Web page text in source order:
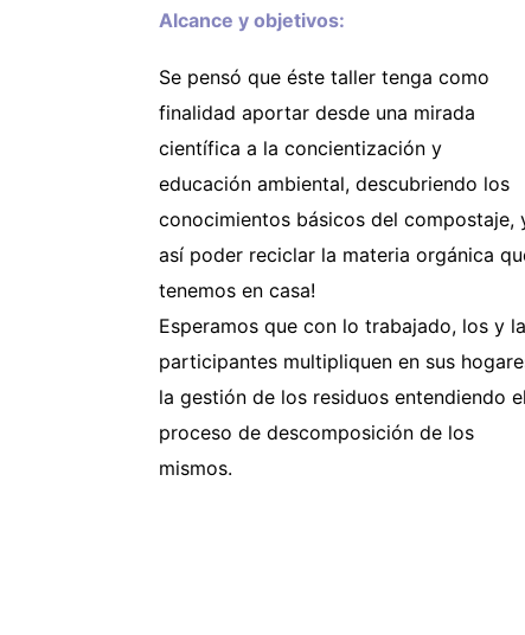
Alcance y objetivos:
Se pensó que éste taller tenga como
finalidad aportar desde una mirada
científica a la concientización y
educación ambiental, descubriendo los
conocimientos básicos del compostaje,
así poder reciclar la materia orgánica
tenemos en casa!
Esperamos que con lo trabajado, los y
participantes multipliquen en sus
la gestión de los residuos entendiendo el
proceso de descomposición de los
mismos.